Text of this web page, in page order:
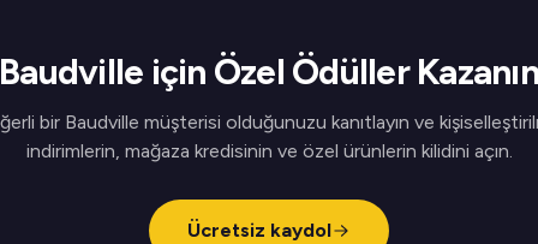
Baudville için Özel Ödüller Kazanın
bir Baudville müşterisi olduğunuzu kanıtlayın ve
indirimlerin, mağaza kredisinin ve özel ürünlerin kilidini açın.
Ücretsiz kaydol